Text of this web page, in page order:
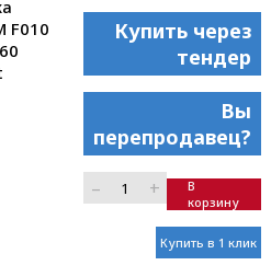
F010
Купить через
тендер
Вы
перепродавец?
– +
В
корзину
Купить в 1 клик